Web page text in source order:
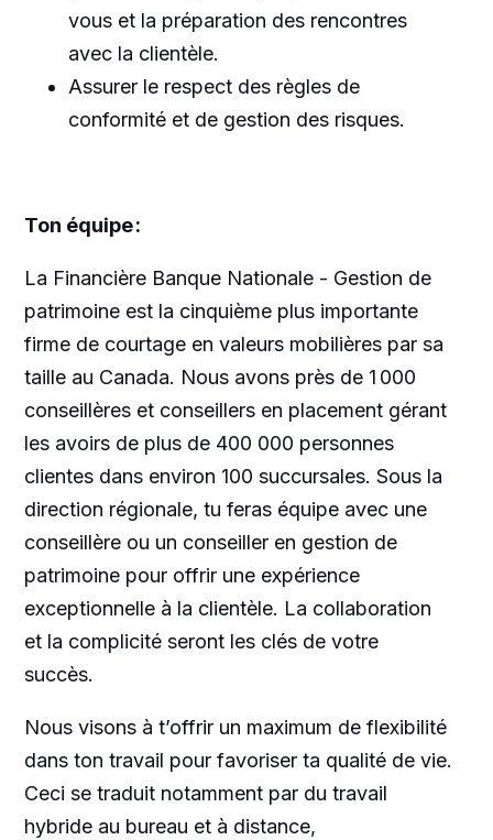
vous et la préparation des rencontres
avec la clientèle.
Assurer le respect des règles de
conformité et de gestion des risques.
Ton équipe :
La Financière Banque Nationale - Gestion de
patrimoine est la cinquième plus importante
firme de courtage en valeurs mobilières par sa
taille au Canada. Nous avons près de 1 000
conseillères et conseillers en placement gérant
les avoirs de plus de 400 000 personnes
clientes dans environ 100 succursales. Sous la
direction régionale, tu feras équipe avec une
conseillère ou un conseiller en gestion de
patrimoine pour offrir une expérience
exceptionnelle à la clientèle. La collaboration
et la complicité seront les clés de votre
succès.
Nous visons à t’offrir un maximum de flexibilité
dans ton travail pour favoriser ta qualité de vie.
Ceci se traduit notamment par du travail
hybride au bureau et à distance,